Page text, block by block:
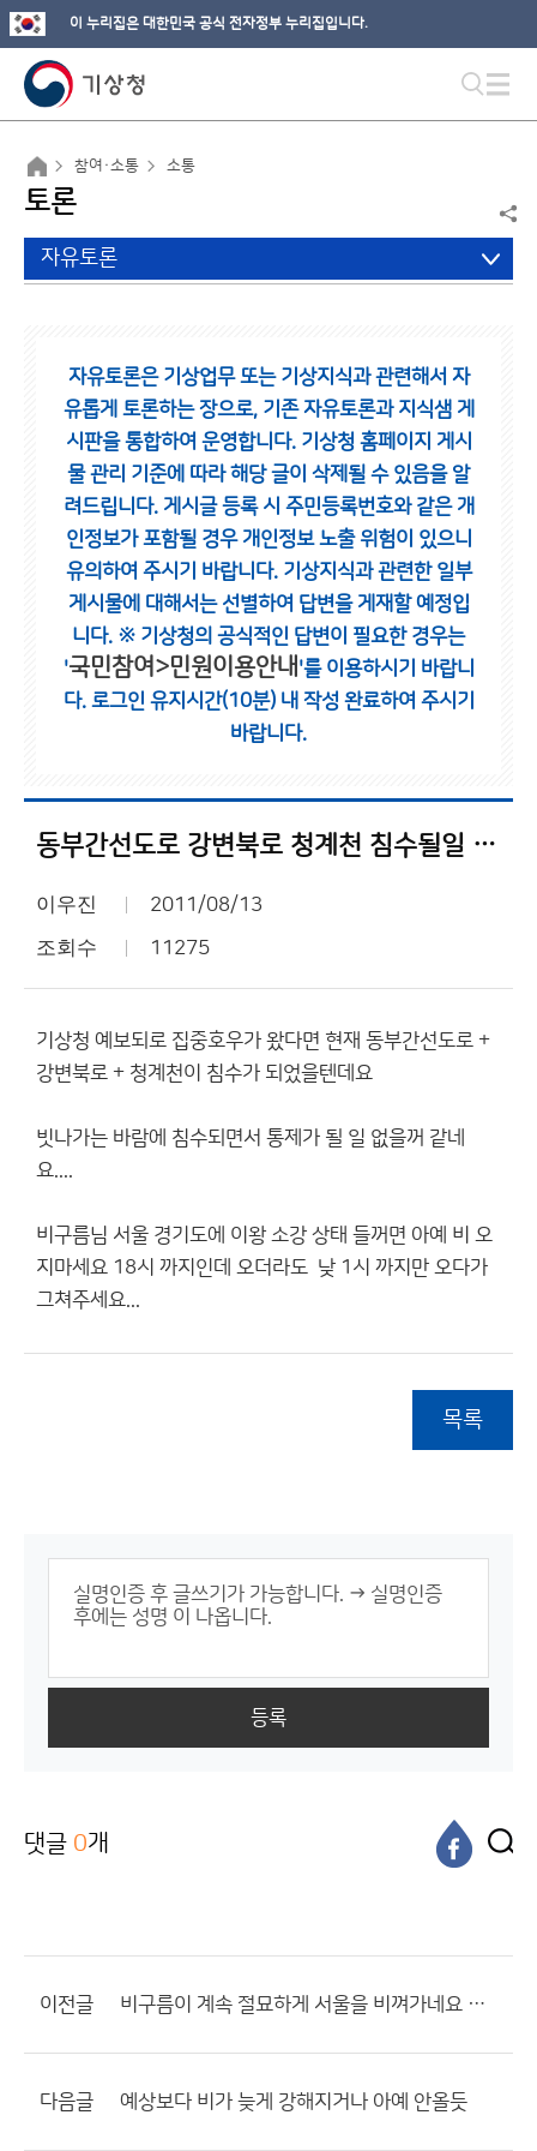
이 누리집은 대한민국 공식 전자정부 누리집입니다.
참여·소통 소통
토론
자유토론
자유토론은 기상업무 또는 기상지식과 관련해서 자
유롭게 토론하는 장으로, 기존 자유토론과 지식샘 게
시판을 통합하여 운영합니다. 기상청 홈페이지 게시
물 관리 기준에 따라 해당 글이 삭제될 수 있음을 알
려드립니다. 게시글 등록 시 주민등록번호와 같은 개
인정보가 포함될 경우 개인정보 노출 위험이 있으니
유의하여 주시기 바랍니다. 기상지식과 관련한 일부
게시물에 대해서는 선별하여 답변을 게재할 예정입
니다. ※ 기상청의 공식적인 답변이 필요한 경우는
'국민참여>민원이용안내 '를 이용하시기 바랍니
다. 로그인 유지시간(10분) 내 작성 완료하여 주시기
바랍니다.
동부간선도로 강변북로 청계천 침수될일 없을듯
이우진 2011/08/13
조회수 11275
기상청 예보되로 집중호우가 왔다면 현재 동부간선도로 +
강변북로 + 청계천이 침수가 되었을텐데요
빗나가는 바람에 침수되면서 통제가 될 일 없을꺼 같네
요....
비구름님 서울 경기도에 이왕 소강 상태 들꺼면 아예 비 오
지마세요 18시 까지인데 오더라도 낮 1시 까지만 오다가
그쳐주세요...
목록
등록
댓글 0개
이전글 비구름이 계속 절묘하게 서울을 비껴가네요 ㅋㅋㅋ
다음글 예상보다 비가 늦게 강해지거나 아예 안올듯